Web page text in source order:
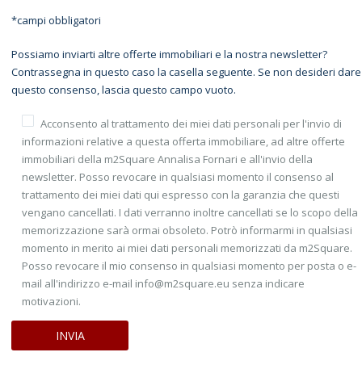
*campi obbligatori
Possiamo inviarti altre offerte immobiliari e la nostra newsletter?
Contrassegna in questo caso la casella seguente. Se non desideri dare
questo consenso, lascia questo campo vuoto.
Acconsento al trattamento dei miei dati personali per l'invio di
informazioni relative a questa offerta immobiliare, ad altre offerte
immobiliari della m2Square Annalisa Fornari e all'invio della
newsletter. Posso revocare in qualsiasi momento il consenso al
trattamento dei miei dati qui espresso con la garanzia che questi
vengano cancellati. I dati verranno inoltre cancellati se lo scopo della
memorizzazione sarà ormai obsoleto. Potrò informarmi in qualsiasi
momento in merito ai miei dati personali memorizzati da m2Square.
Posso revocare il mio consenso in qualsiasi momento per posta o e-
mail all'indirizzo e-mail info@m2square.eu senza indicare
motivazioni.